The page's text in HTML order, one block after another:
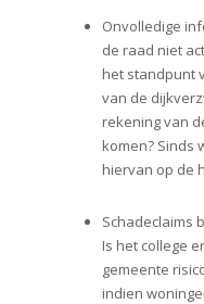
Onvolledige
de raad niet
het standpunt
van de
rekening van
komen? Sinds
hiervan op de
Schadeclaims
Is het college
gemeente
indien